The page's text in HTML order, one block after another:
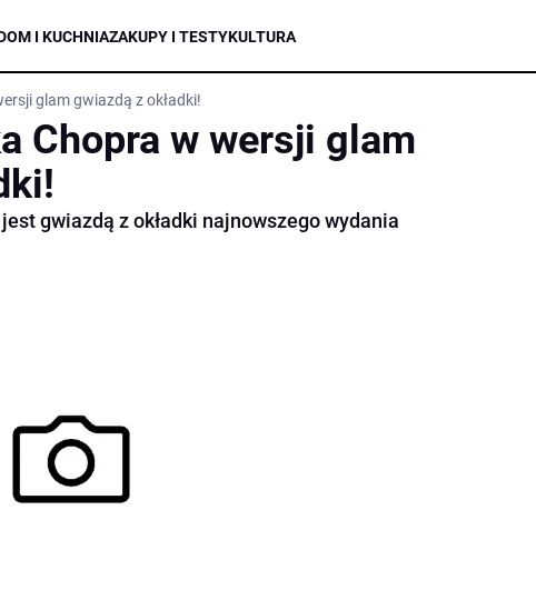
I KUCHNIAZAKUPY I TESTYKULTURA
glam gwiazdą z okładki!
Chopra w wersji glam
gwiazdą z okładki najnowszego wydania